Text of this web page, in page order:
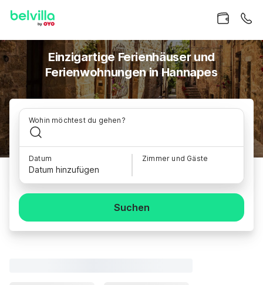
Einzigartige Ferienhäuser und
Ferienwohnungen in Hannapes
Wohin möchtest du gehen?
Datum
Datum hinzufügen
Zimmer und Gäste
Suchen